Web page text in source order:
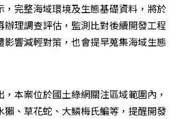
，完整海域環境及生態基礎資料，將於
辦理調查評估，監測比對後續開發工程
影響減輕對策，也會提早蒐集海域生態
本案位於國土綠網關注區域範圍內，
獺、草花蛇、大鱗梅氏鯿等，提醒開發